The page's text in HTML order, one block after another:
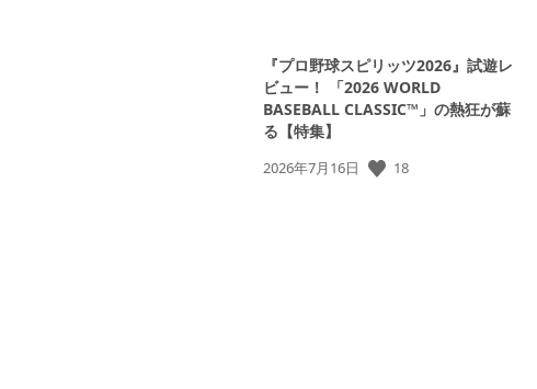
『プロ野球スピリッツ2026』試遊レ
ビュー！ 「2026 WORLD
BASEBALL CLASSIC™」の熱狂が蘇
る【特集】
公
2026年7月16日 18